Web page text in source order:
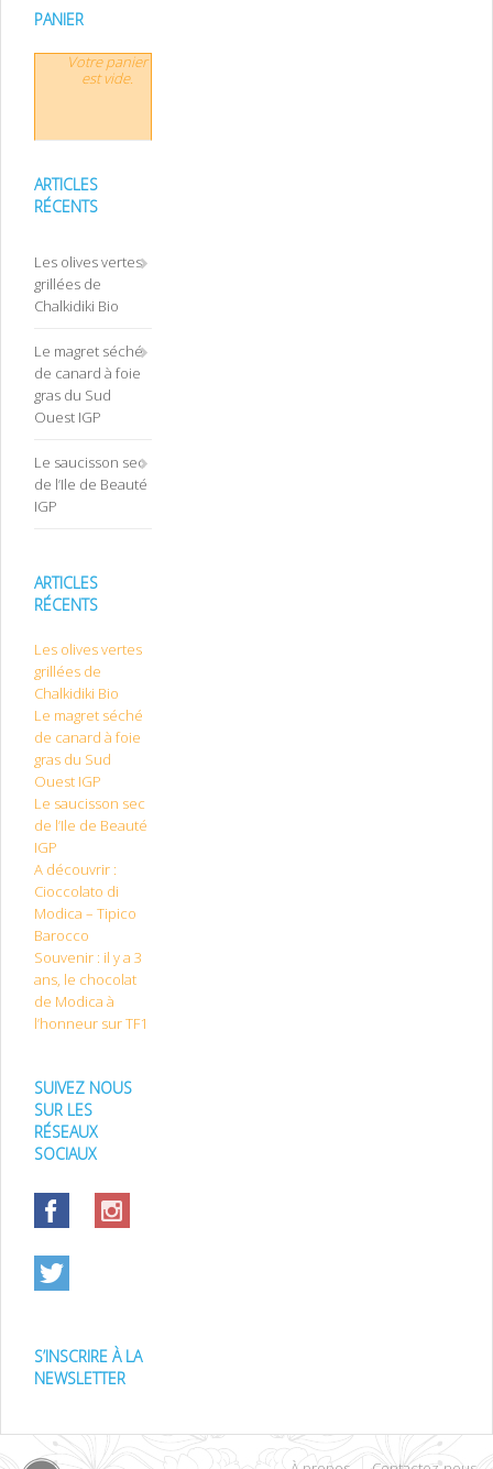
PANIER
Votre panier
est vide.
ARTICLES
RÉCENTS
Les olives vertes
grillées de
Chalkidiki Bio
Le magret séché
de canard à foie
gras du Sud
Ouest IGP
Le saucisson sec
de l’Ile de Beauté
IGP
ARTICLES
RÉCENTS
Les olives vertes
grillées de
Chalkidiki Bio
Le magret séché
de canard à foie
gras du Sud
Ouest IGP
Le saucisson sec
de l’Ile de Beauté
IGP
A découvrir :
Cioccolato di
Modica – Tipico
Barocco
Souvenir : il y a 3
ans, le chocolat
de Modica à
l’honneur sur TF1
SUIVEZ NOUS
SUR LES
RÉSEAUX
SOCIAUX
S’INSCRIRE À LA
NEWSLETTER